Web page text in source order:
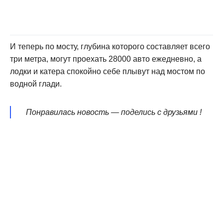
И теперь по мосту, глубина которого составляет всего
три метра, могут проехать 28000 авто ежедневно, а
лодки и катера спокойно себе плывут над мостом по
водной глади.
Понравилась новость — поделись с друзьями !